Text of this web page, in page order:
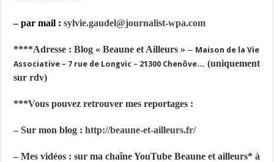
– par mail :sylvie.gaudel@journalist-wpa.com
****Adresse : Blog « Beaune et Ailleurs » – Maison de la Vie
Associative – 7 rue de Longvic – 21300 Chenôve… (uniquement
sur rdv)
***Vous pouvez retrouver mes reportages :
– Sur mon blog :http://beaune-et-ailleurs.fr/
– Mes vidéos : sur ma chaîne YouTube Beaune et ailleurs* à